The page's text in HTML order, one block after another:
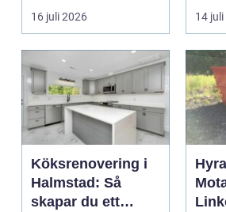
o...
16 juli 2026 14
Köksrenovering i
Halmstad: Så
skapar du ett